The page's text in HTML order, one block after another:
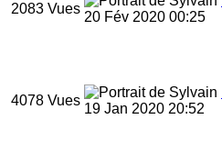
2083 Vues
20 Fév 2020 00:25
4078 Vues
19 Jan 2020 20:52